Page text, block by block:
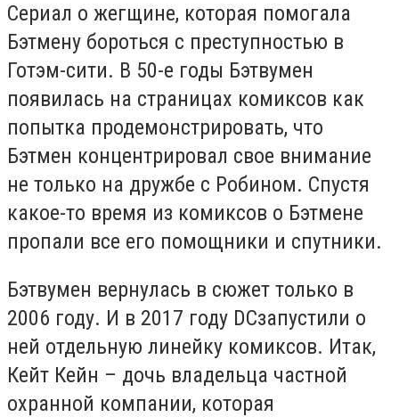
Сериал о жегщине, которая помогала
Бэтмену бороться с преступностью в
Готэм-сити. В 50-е годы Бэтвумен
появилась на страницах комиксов как
попытка продемонстрировать, что
Бэтмен концентрировал свое внимание
не только на дружбе с Робином. Спустя
какое-то время из комиксов о Бэтмене
пропали все его помощники и спутники.
Бэтвумен вернулась в сюжет только в
2006 году. И в 2017 году DCзапустили о
ней отдельную линейку комиксов. Итак,
Кейт Кейн – дочь владельца частной
охранной компании, которая